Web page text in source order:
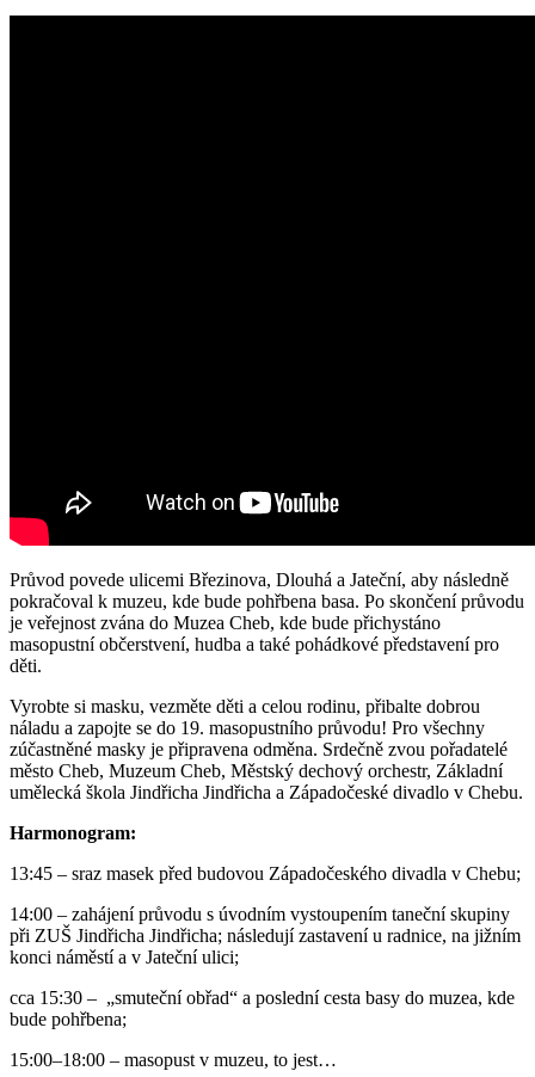
Průvod povede ulicemi Březinova, Dlouhá a Jateční, aby následně
pokračoval k muzeu, kde bude pohřbena basa. Po skončení průvodu
je veřejnost zvána do Muzea Cheb, kde bude přichystáno
masopustní občerstvení, hudba a také pohádkové představení pro
děti.
Vyrobte si masku, vezměte děti a celou rodinu, přibalte dobrou
náladu a zapojte se do 19. masopustního průvodu! Pro všechny
zúčastněné masky je připravena odměna. Srdečně zvou pořadatelé
město Cheb, Muzeum Cheb, Městský dechový orchestr, Základní
umělecká škola Jindřicha Jindřicha a Západočeské divadlo v Chebu.
Harmonogram:
13:45 – sraz masek před budovou Západočeského divadla v Chebu;
14:00 – zahájení průvodu s úvodním vystoupením taneční skupiny
při ZUŠ Jindřicha Jindřicha; následují zastavení u radnice, na jižním
konci náměstí a v Jateční ulici;
cca 15:30 – „smuteční obřad“ a poslední cesta basy do muzea, kde
bude pohřbena;
15:00–18:00 – masopust v muzeu, to jest…